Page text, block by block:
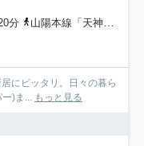
分
山陽本線「天神川」駅 徒歩27分
にピッタリ。日々の暮ら
)ま... もっと見る